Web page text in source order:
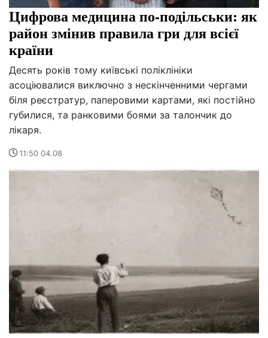
Цифрова медицина по-подільськи: як
район змінив правила гри для всієї
країни
Десять років тому київські поліклініки
асоціювалися виключно з нескінченними чергами
біля реєстратур, паперовими картами, які постійно
губилися, та ранковими боями за талончик до
лікаря.
11:50 04.08